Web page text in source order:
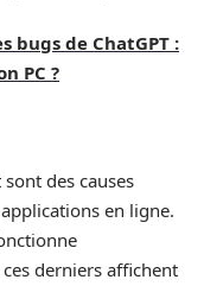
bugs de ChatGPT :
PC ?
des causes
applications en ligne.
derniers affichent